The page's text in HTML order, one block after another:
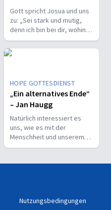
Hartmann
Gott spricht Josua und uns
zu: „Sei stark und mutig,
denn ich bin bei dir, wohin
du auch gehst!“ Aber was
bedeutet das wirklich?
HOPE GOTTESDIENST
„Ein alternatives Ende“
– Jan Haugg
Natürlich interessiert es
uns, wie es mit der
Menschheit und unserem
Planeten weitergeht. Doch
Zukunftsperspektive zeigt
Nutzungsbedingungen